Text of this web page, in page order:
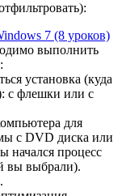
7 (8 уроков)
выполнить
установка (куда
с флешки или с
для
с DVD диска или
начался процесс
вы выбрали).